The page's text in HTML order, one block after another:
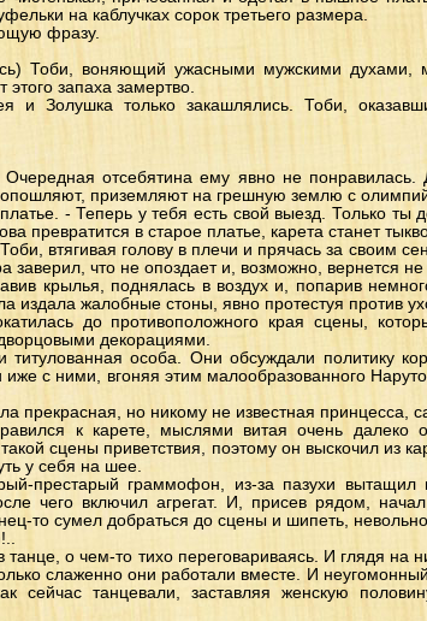
на каблучках сорок третьего размера.
фразу.
Тоби, воняющий ужасными мужскими
запаха замертво.
и Золушка только закашлялись. Тоби,
отсебятина ему явно не
опошляют, приземляют на грешную землю с
- Теперь у тебя есть свой выезд. Только ты
превратится в старое платье, карета станет
втягивая голову в плечи и прячась за своим
заверил, что не опоздает и, возможно, вернется
крылья, поднялась в воздух и, попарив
издала жалобные стоны, явно протестуя против
до противоположного края сцены,
декорациями.
особа. Они обсуждали политику
с ними, вгоняя этим малообразованного
прекрасная, но никому не известная принцесса,
к карете, мыслями витая очень далеко
сцены приветствия, поэтому он выскочил из
у себя на шее.
престарый граммофон, из-за пазухи вытащил
чего включил агрегат. И, присев рядом, начал
то сумел добраться до сцены и шипеть, невольно
о чем-то тихо переговариваясь. И глядя на
слаженно они работали вместе. И
танцевали, заставляя женскую